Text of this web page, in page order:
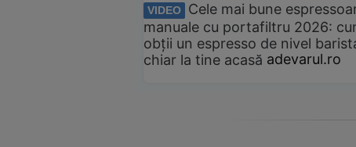
VIDEO
Cele mai bune
manuale cu portafiltru 2026:
obții un espresso de nivel
chiar la tine acasă adevarul.ro